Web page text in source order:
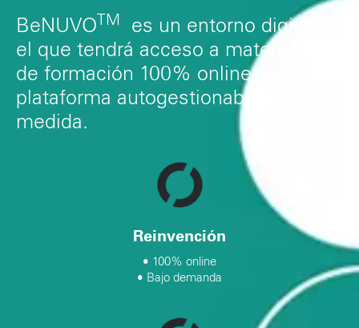
BeNUVO TM
es un entorno digital en
el que tendrá acceso a materiales
de formación 100% online y una
plataforma autogestionable a su
medida.
Reinvención
• 100% online
• Bajo demanda